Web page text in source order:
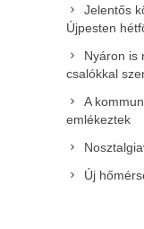
Jelentős
Újpesten
Nyáron is
csalókkal
A
emlékeztek
Új